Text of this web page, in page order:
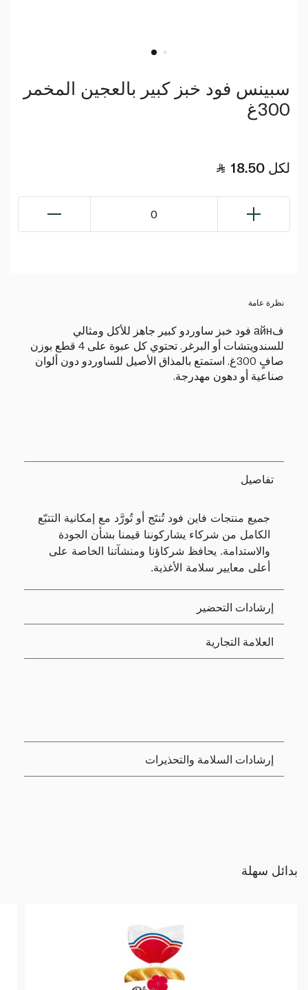
سبينس فود خبز كبير بالعجين المخمر
300غ
18.50 لكل
0
نظرة عامة
فайн فود خبز ساوردو كبير جاهز للأكل ومثالي
للسندويتشات أو البرغر. تحتوي كل عبوة على 4 قطع بوزن
صافٍ 300غ. استمتع بالمذاق الأصيل للساوردو دون ألوان
صناعية أو دهون مهدرجة.
تفاصيل
جميع منتجات فاين فود تُنتَج أو تُورَّد مع إمكانية التتبّع
الكامل من شركاء يشاركوننا قيمنا بشأن الجودة
والاستدامة. يحافظ شركاؤنا ومنشآتنا الخاصة على
أعلى معايير سلامة الأغذية.
إرشادات التحضير
العلامة التجارية
إرشادات السلامة والتحذيرات
بدائل سهلة